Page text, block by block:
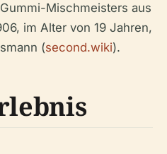
Mischmeisters aus
im Alter von 19 Jahren,
(second.wiki).